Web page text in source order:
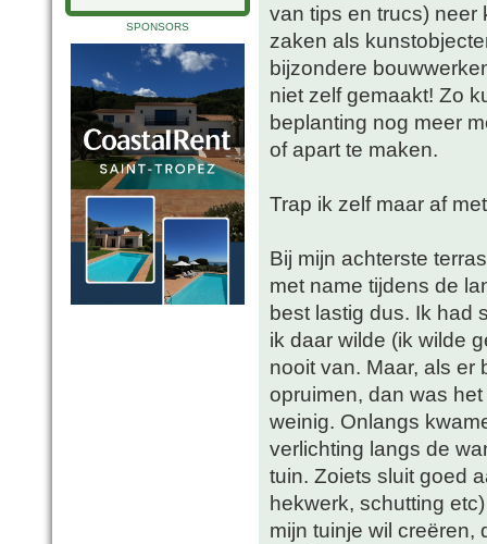
SPONSORS
van tips en trucs) neer
zaken als
bijzondere
niet zelf gemaakt! Zo
beplanting nog meer
of apart te maken.
Trap ik zelf maar af
Bij mijn achterste
met name tijdens de
best lastig dus. Ik had
ik daar wilde (ik wilde
nooit van. Maar, als er
opruimen, dan was
weinig. Onlangs
verlichting langs de
tuin. Zoiets sluit goed
hekwerk, schutting
mijn tuinje wil creëren,